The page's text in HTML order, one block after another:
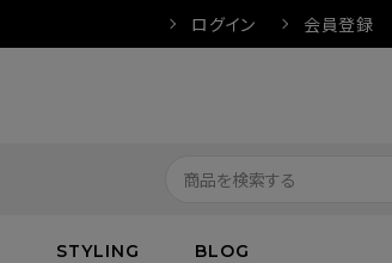
ログイン 会員登録
STYLING BLOG